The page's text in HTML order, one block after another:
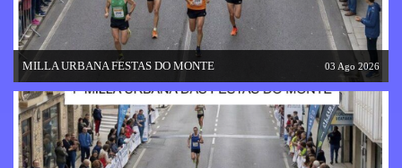
MILLA URBANA FESTAS DO MONTE 03 Ago 2026